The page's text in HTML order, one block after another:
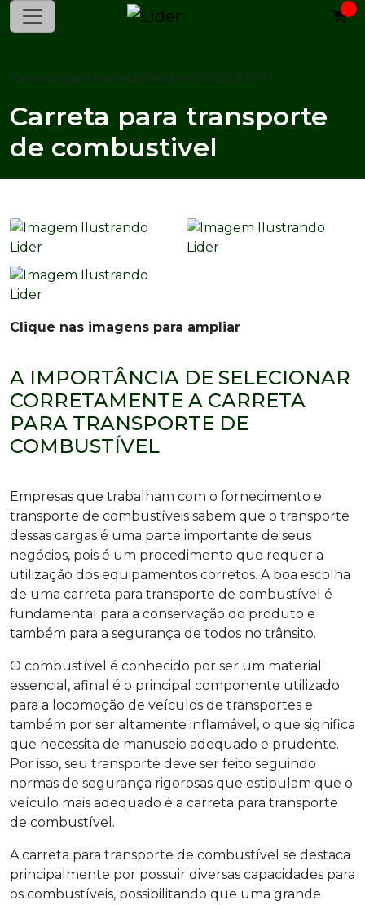
Carreta para transporte de combustivel
Carreta para transporte
de combustivel
Clique nas imagens para ampliar
A IMPORTÂNCIA DE SELECIONAR
CORRETAMENTE A CARRETA
PARA TRANSPORTE DE
COMBUSTÍVEL
Empresas que trabalham com o fornecimento e
transporte de combustíveis sabem que o transporte
dessas cargas é uma parte importante de seus
negócios, pois é um procedimento que requer a
utilização dos equipamentos corretos. A boa escolha
de uma carreta para transporte de combustível é
fundamental para a conservação do produto e
também para a segurança de todos no trânsito.
O combustível é conhecido por ser um material
essencial, afinal é o principal componente utilizado
para a locomoção de veículos de transportes e
também por ser altamente inflamável, o que significa
que necessita de manuseio adequado e prudente.
Por isso, seu transporte deve ser feito seguindo
normas de segurança rigorosas que estipulam que o
veículo mais adequado é a carreta para transporte
de combustível.
A carreta para transporte de combustível se destaca
principalmente por possuir diversas capacidades para
os combustíveis, possibilitando que uma grande